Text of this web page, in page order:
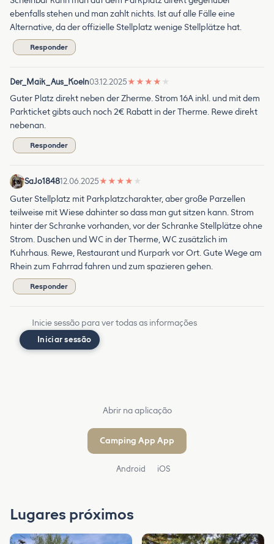
ebenfalls stehen und man zahlt nichts. Ist auf alle Fälle eine
Alternative, da der offizielle Stellplatz wenige Stellplätze hat.
Responder
Der_Maik_Aus_Koeln03.12.2025★ ★ ★ ★ ★
Guter Platz direkt neben der Zherme. Strom 16A inkl. und mit dem
Parkticket gibts auch noch 2€ Rabatt in der Therme. Rewe direkt
nebenan.
Responder
SaJo184812.06.2025★ ★ ★ ★ ★
Guter Stellplatz mit Parkplatzcharakter, aber große Parzellen
teilweise mit Wiese dahinter so dass man gut sitzen kann. Strom
hinter der Schranke vorhanden, vor der Schranke Stellplätze ohne
Strom. Duschen und WC in der Therme, WC zusätzlich im
Kuhrhaus. Rewe, Restaurant und Kurpark vor Ort. Gute Wege am
Rhein zum Fahrrad fahren und zum spazieren gehen.
Responder
Inicie sessão para ver todas as informações
Iniciar sessão
Abrir na aplicação
Camping App App
Android iOS
Lugares próximos